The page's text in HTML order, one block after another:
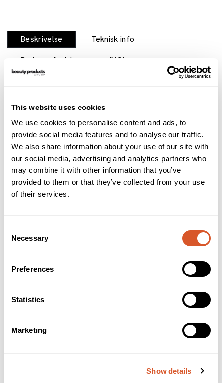
This website uses cookies
We use cookies to personalise content and ads, to
provide social media features and to analyse our traffic.
We also share information about your use of our site with
our social media, advertising and analytics partners who
may combine it with other information that you’ve
provided to them or that they’ve collected from your use
of their services.
Selection
Necessary
Preferences
Statistics
Marketing
Show details
Beskrivelse Teknisk info
Brukerveiledning INCI
akryl og gele. Deres spesielle kutt og glatte tupp gjør dem
Mykere neglemateriale som gele og myk mykotisk
neglsubstans kan files forsiktig med den middels kuttede T-
Speeden, mens hardere neglemateriale som akryl og
fortykkede negler files lettere med T-Speed Plus.
Instrumentene kan rengjøres, desinfiseres og steriliseres
med alle standardmetoder, med hensyn til de respektive
- Rask på grunn av de effektive SPEED-kuttene
- Carbid med gullfarget Tinn-belegg.
- For sliping på gelenegler og naturnegler.
- CE-merket sikrer kravet for hygiene og sikkerhet.